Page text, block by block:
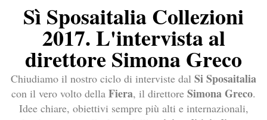
Sì Sposaitalia Collezioni
2017. L'intervista al
direttore Simona Greco
Chiudiamo il nostro ciclo di interviste dal Si Sposaitalia
con il vero volto della Fiera, il direttore Simona Greco.
Idee chiare, obiettivi sempre più alti e internazionali,